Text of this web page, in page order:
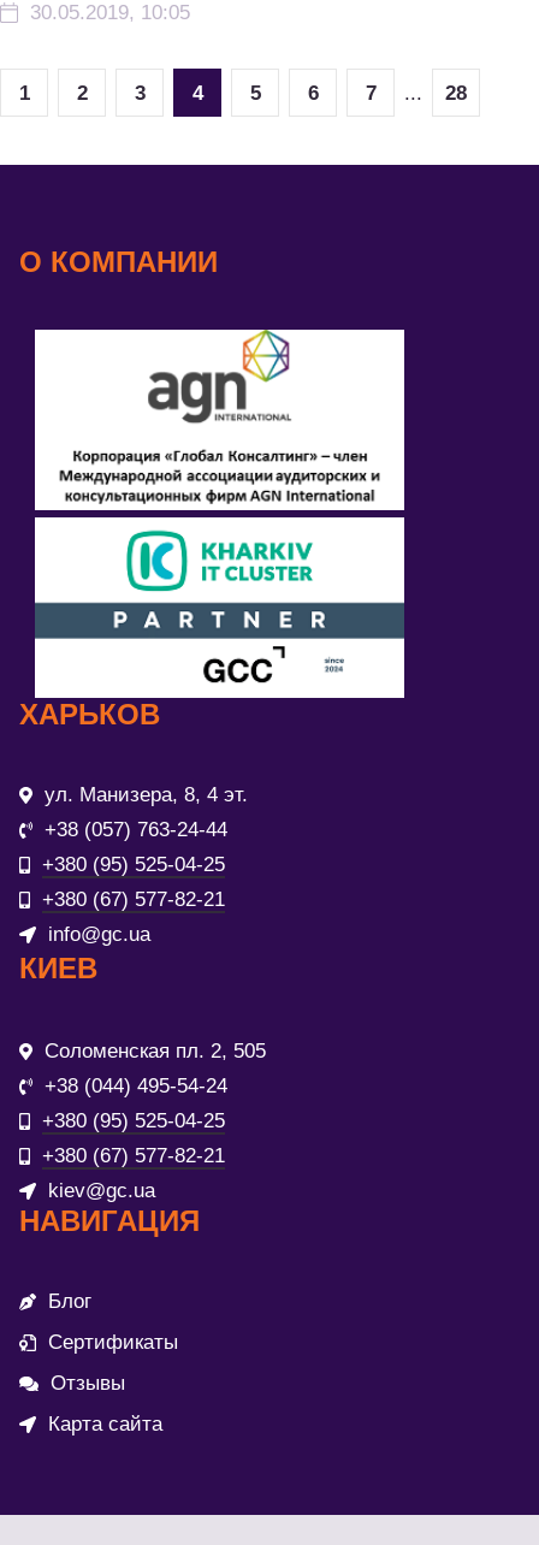
30.05.2019, 10:05
1 2 3 4 5 6 7 ... 28
О КОМПАНИИ
ХАРЬКОВ
ул. Манизера, 8, 4 эт.
+38 (057) 763-24-44
+380 (95) 525-04-25
+380 (67) 577-82-21
info@gc.ua
КИЕВ
Соломенская пл. 2, 505
+38 (044) 495-54-24
+380 (95) 525-04-25
+380 (67) 577-82-21
kiev@gc.ua
НАВИГАЦИЯ
Блог
Сертификаты
Отзывы
Карта сайта